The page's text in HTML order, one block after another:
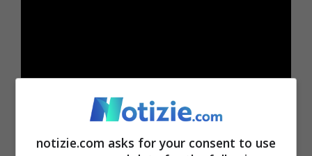
notizie.com asks for your consent to use